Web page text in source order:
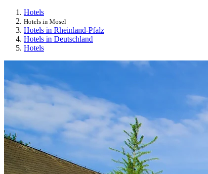
Hotels
Hotels in Mosel
Hotels in Rheinland-Pfalz
Hotels in Deutschland
Hotels